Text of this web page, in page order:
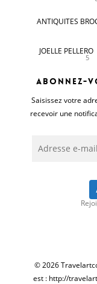
ANTIQUITES
JOELLE PELLERO
5
Abonnez-
Saisissez votre
recevoir une
e-
© 2026
est : http://